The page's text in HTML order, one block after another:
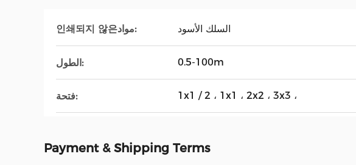
인쇄되지 않은مواد: السلك الأسود
الطول: 0.5-100m
فتحة: 1x1 / 2 ، 1x1 ، 2x2 ، 3x3 ،
Payment & Shipping Terms